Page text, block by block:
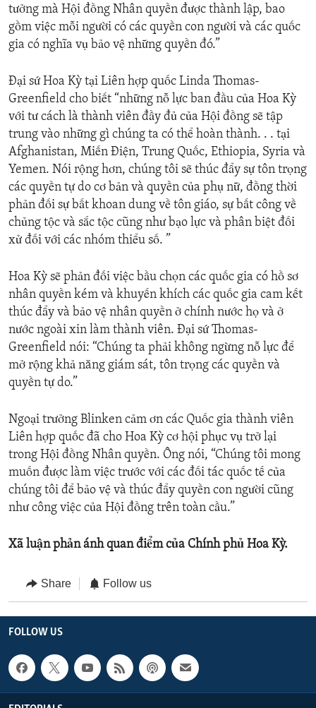
tưởng mà Hội đồng Nhân quyền được thành lập, bao
gồm việc mỗi người có các quyền con người và các quốc
gia có nghĩa vụ bảo vệ những quyền đó.”
Đại sứ Hoa Kỳ tại Liên hợp quốc Linda Thomas-
Greenfield cho biết “những nỗ lực ban đầu của Hoa Kỳ
với tư cách là thành viên đầy đủ của Hội đồng sẽ tập
trung vào những gì chúng ta có thể hoàn thành. . . tại
Afghanistan, Miến Điện, Trung Quốc, Ethiopia, Syria và
Yemen. Nói rộng hơn, chúng tôi sẽ thúc đẩy sự tôn trọng
các quyền tự do cơ bản và quyền của phụ nữ, đồng thời
phản đối sự bất khoan dung về tôn giáo, sự bất công về
chủng tộc và sắc tộc cũng như bạo lực và phân biệt đối
xử đối với các nhóm thiểu số. ”
Hoa Kỳ sẽ phản đối việc bầu chọn các quốc gia có hồ sơ
nhân quyền kém và khuyến khích các quốc gia cam kết
thúc đẩy và bảo vệ nhân quyền ở chính nước họ và ở
nước ngoài xin làm thành viên. Đại sứ Thomas-
Greenfield nói: “Chúng ta phải không ngừng nỗ lực để
mở rộng khả năng giám sát, tôn trọng các quyền và
quyền tự do.”
Ngoại trưởng Blinken cảm ơn các Quốc gia thành viên
Liên hợp quốc đã cho Hoa Kỳ cơ hội phục vụ trở lại
trong Hội đồng Nhân quyền. Ông nói, “Chúng tôi mong
muốn được làm việc trước với các đối tác quốc tế của
chúng tôi để bảo vệ và thúc đẩy quyền con người cũng
như công việc của Hội đồng trên toàn cầu.”
Xã luận phản ánh quan điểm của Chính phủ Hoa Kỳ.
Share Follow us
FOLLOW US